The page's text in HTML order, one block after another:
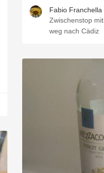
Fabio Franchella
Zwischenstop
weg nach Càdiz